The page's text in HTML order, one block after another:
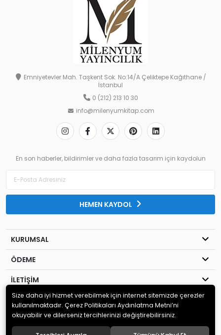
Emniyetevler Mah. Taşkent Sok. No:14/A Çeliktepe Kağıthane /
İstanbul
0 (212) 213 10 30
info@milenyumkitap.com
En son haberler, bildirimler ve daha fazla tasarım için kaydolun
HEMEN KAYDOL
KURUMSAL
ÖDEME
İLETİŞİM
© 2020MİLENYUM YAYINCILIK. Tüm hakları saklıdır.
Size daha iyi hizmet verebilmek için internet sitemizde çerezler
kullanılmaktadır. Çerez Politikaları Aydınlatma Metni’ni
okuyabilir ve dilerseniz tercihlerinizi değiştirebilirsiniz.